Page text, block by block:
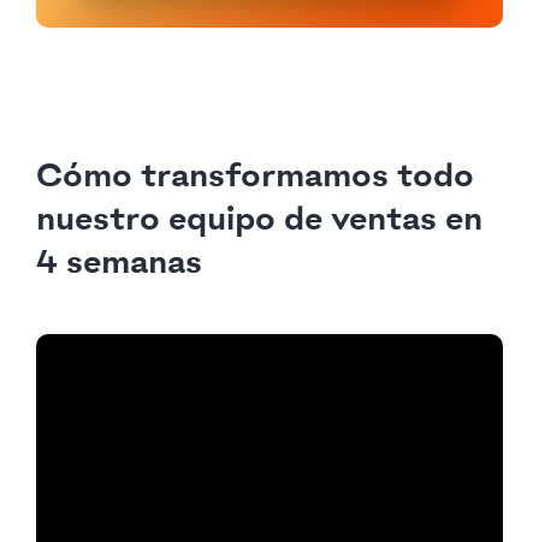
Cómo transformamos todo
nuestro equipo de ventas en
4 semanas